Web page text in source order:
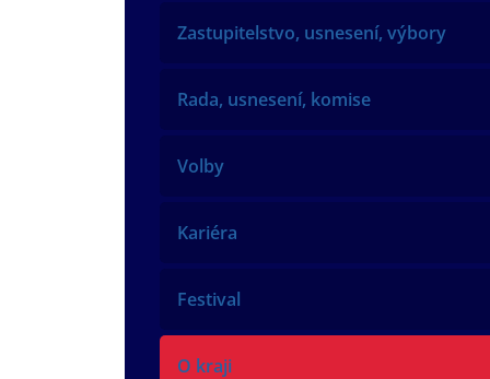
Zastupitelstvo, usnesení, výbory
Rada, usnesení, komise
Volby
Kariéra
Festival
O kraji